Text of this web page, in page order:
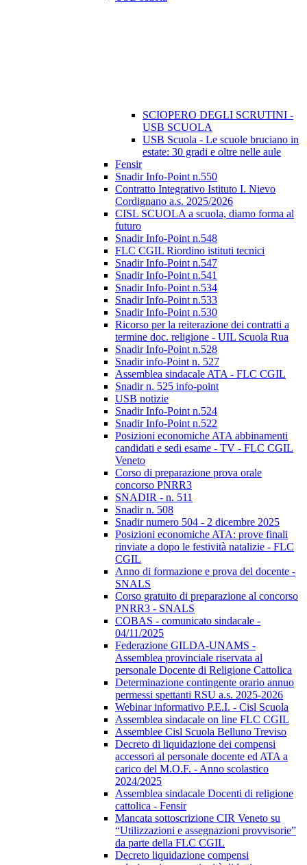
SCIOPERO DEGLI SCRUTINI -
USB SCUOLA
USB Scuola - Le scuole bruciano in
estate: 30 gradi e oltre nelle aule
Fensir
Snadir Info-Point n.550
Contratto Integrativo Istituto I. Nievo
Cordignano a.s. 2025/2026
CISL SCUOLA a scuola, diamo forma al
futuro
Snadir Info-Point n.548
FLC CGIL Riordino istituti tecnici
Snadir Info-Point n.547
Snadir Info-Point n.541
Snadir Info-Point n.534
Snadir Info-Point n.533
Snadir Info-Point n.530
Ricorso per la reiterazione dei contratti a
termine doc. religione - UIL Scuola Rua
Snadir Info-Point n.528
Snadir info-Point n. 527
Assemblea sindacale ATA - FLC CGIL
Snadir n. 525 info-point
USB notizie
Snadir Info-Point n.524
Snadir Info-Point n.522
Posizioni economiche ATA abbinamenti
candidati e sedi esame - TV - FLC CGIL
Veneto
Corso di preparazione prova orale
concorso PNRR3
SNADIR - n. 511
Snadir n. 508
Snadir numero 504 - 2 dicembre 2025
Posizioni economiche ATA: prove finali
rinviate a dopo le festività natalizie - FLC
CGIL
Anno di formazione e prova del docente -
SNALS
Corso gratuito di preparazione al concorso
PNRR3 - SNALS
COBAS - comunicato sindacale -
04/11/2025
Federazione GILDA-UNAMS -
Assemblea provinciale riservata al
personale Docente di Religione Cattolica
Determinazione contingente orario annuo
permessi spettanti RSU a.s. 2025-2026
Webinar informativo P.E.I. - Cisl Scuola
Assemblea sindacale on line FLC CGIL
Assemblee Cisl Scuola Belluno Treviso
Decreto di liquidazione dei compensi
accessori al personale docente ed ATA a
carico del M.O.F. - Anno scolastico
2024/2025
Assemblea sindacale Docenti di religione
cattolica - Fensir
Mancata sottoscrizione CIR Veneto su
“Utilizzazioni e assegnazioni provvisorie”
da parte della FLC CGIL
Decreto liquidazione compensi